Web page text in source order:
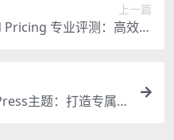
上一篇
专业评测：高效阶
主题：打造专属